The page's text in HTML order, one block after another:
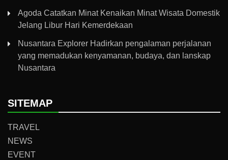
Agoda Catatkan Minat Kenaikan Minat Wisata Domestik
Jelang Libur Hari Kemerdekaan
Nusantara Explorer Hadirkan pengalaman perjalanan
yang memadukan kenyamanan, budaya, dan lanskap
Nusantara
SITEMAP
TRAVEL
NEWS
EVENT